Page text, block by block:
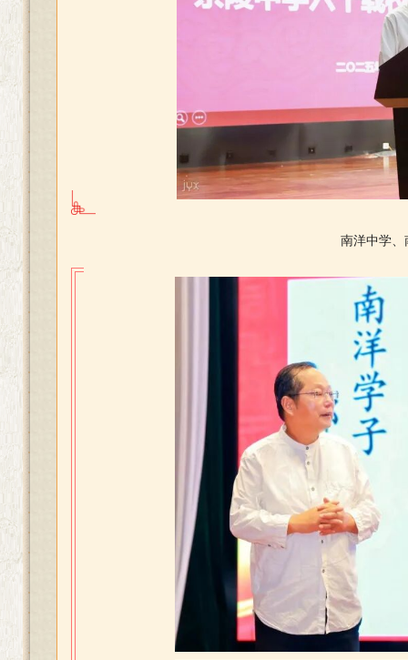
南洋中学、